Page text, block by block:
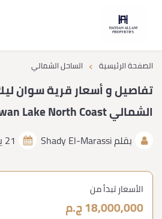
الصفحة الرئيسية › الساحل الشمالي
تفاصيل و أسعار قرية سوان
الشمالي Swan Lake North Coast
بقلمShady El-Marassi 21 يوليو 2026
الأسعار تبدأ من
18,000,000 ج.م